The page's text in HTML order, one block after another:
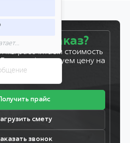
заказ?
мы рассчитаем стоимость
минут. Фиксируем цену на
7 дней!
прайс
смету
звонок